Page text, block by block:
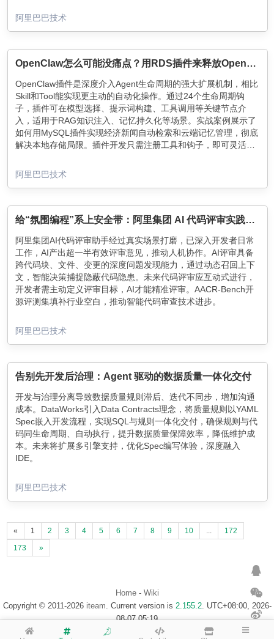
阿里巴巴技术
OpenClaw怎么可能没痛点？用RDS插件来释放OpenClaw全部潜力
OpenClaw插件是深度介入Agent生命周期的强大扩展机制，相比
Skill和Tool能实现更主动的自动化操作。通过24个生命周期钩
子，插件可在模型选择、提示词构建、工具调用等关键节点介
入，适用于RAG知识注入、记忆持久化等场景。实战案例展示了
如何用MySQL插件实现经济新闻自动检索和云端记忆管理，彻底
解决本地存储局限。插件开发只需注册工具和钩子，即可灵活扩
阿里巴巴技术
给“氛围编程”系上安全带：阿里集团 AI 代码评审实践与 Benchmark 开源
阿里集团AI代码评审助手经过真实场景打磨，已深入开发者日常
工作，AI产出超一半有效评审意见，推动人机协作。AI评审具备
跨代码块、文件、变更的深度问题发现能力，通过动态召回上下
文，智能决策捕捉隐蔽代码隐患。未来代码评审应互动式进行，
开发者需主动定义评审目标，AI才能精准评审。AACR-Bench开
源评测集填补行业空白，推动智能代码审查技术进步。
阿里巴巴技术
告别先开发后治理：Agent 驱动的数据质量一体化交付
开发与治理分离导致数据质量规则滞后、迭代不同步，增加沟通
成本。DataWorks引入Data Contracts理念，将质量规则以YAML
Spec嵌入开发流程，实现SQL与规则一体化交付，确保规则与代
码同生命周期、自动执行，提升数据质量保障效率，降低维护成
本。未来将扩展多引擎支持，优化Spec编写体验，深度融入
IDE。
阿里巴巴技术
« 1 2 3 4 5 6 7 8 9 10
172
173
»
Home- Wiki
Copyright © 2011-2026 iteam . Current version is 2.155.2. UTC+08:00, 2026-
08-07 05:19
浙ICP备14020137号-1
$Map of visitor$